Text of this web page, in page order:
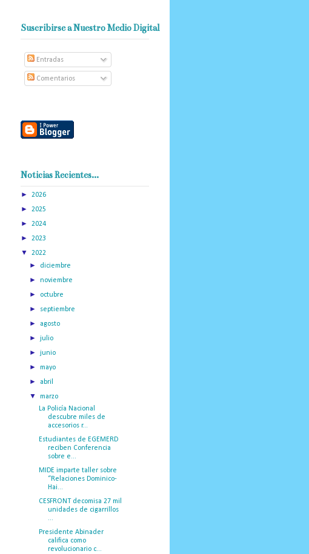
Suscribirse a Nuestro Medio Digital
Entradas
Comentarios
Noticias Recientes...
► 2026
► 2025
► 2024
► 2023
▼ 2022
► diciembre
►noviembre
► octubre
► septiembre
► agosto
►julio
►junio
►mayo
► abril
▼marzo
La Policía Nacional
descubre miles de
accesorios r...
Estudiantes de EGEMERD
reciben Conferencia
sobre e...
MIDE imparte taller sobre
“Relaciones Dominico-
Hai...
CESFRONT decomisa 27 mil
unidades de cigarrillos
...
Presidente Abinader
califica como
revolucionario c...